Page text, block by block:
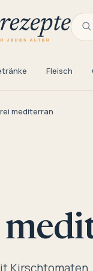
Fleisch
mediterran
Kirschtomaten,